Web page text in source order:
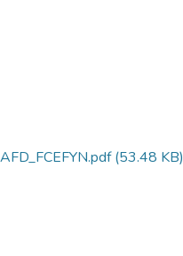
(53.48 KB)